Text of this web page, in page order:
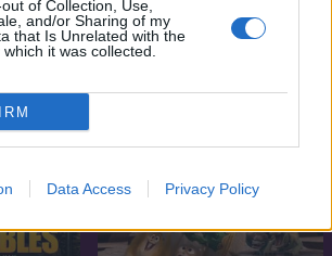
of Collection, Use,
and/or Sharing of my
that Is Unrelated with the
it was collected.
Data Access Privacy Policy